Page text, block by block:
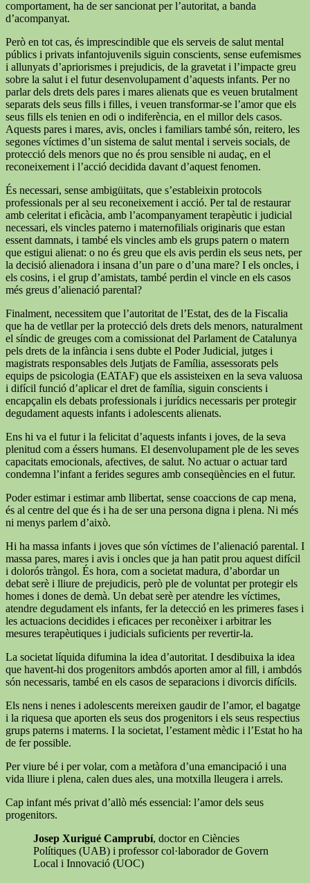
comportament, ha de ser sancionat per l’autoritat, a banda
d’acompanyat.
Però en tot cas, és imprescindible que els serveis de salut mental
públics i privats infantojuvenils siguin conscients, sense eufemismes
i allunyats d’apriorismes i prejudicis, de la gravetat i l’impacte greu
sobre la salut i el futur desenvolupament d’aquests infants. Per no
parlar dels drets dels pares i mares alienats que es veuen brutalment
separats dels seus fills i filles, i veuen transformar-se l’amor que els
seus fills els tenien en odi o indiferència, en el millor dels casos.
Aquests pares i mares, avis, oncles i familiars també són, reitero, les
segones víctimes d’un sistema de salut mental i serveis socials, de
protecció dels menors que no és prou sensible ni audaç, en el
reconeixement i l’acció decidida davant d’aquest fenomen.
És necessari, sense ambigüitats, que s’estableixin protocols
professionals per al seu reconeixement i acció. Per tal de restaurar
amb celeritat i eficàcia, amb l’acompanyament terapèutic i judicial
necessari, els vincles paterno i maternofilials originaris que estan
essent damnats, i també els vincles amb els grups patern o matern
que estigui alienat: o no és greu que els avis perdin els seus nets, per
la decisió alienadora i insana d’un pare o d’una mare? I els oncles, i
els cosins, i el grup d’amistats, també perdin el vincle en els casos
més greus d’alienació parental?
Finalment, necessitem que l’autoritat de l’Estat, des de la Fiscalia
que ha de vetllar per la protecció dels drets dels menors, naturalment
el síndic de greuges com a comissionat del Parlament de Catalunya
pels drets de la infància i sens dubte el Poder Judicial, jutges i
magistrats responsables dels Jutjats de Família, assessorats pels
equips de psicologia (EATAF) que els assisteixen en la seva valuosa
i difícil funció d’aplicar el dret de família, siguin conscients i
encapçalin els debats professionals i jurídics necessaris per protegir
degudament aquests infants i adolescents alienats.
Ens hi va el futur i la felicitat d’aquests infants i joves, de la seva
plenitud com a éssers humans. El desenvolupament ple de les seves
capacitats emocionals, afectives, de salut. No actuar o actuar tard
condemna l’infant a ferides segures amb conseqüències en el futur.
Poder estimar i estimar amb llibertat, sense coaccions de cap mena,
és al centre del que és i ha de ser una persona digna i plena. Ni més
ni menys parlem d’això.
Hi ha massa infants i joves que són víctimes de l’alienació parental. I
massa pares, mares i avis i oncles que ja han patit prou aquest difícil
i dolorós tràngol. És hora, com a societat madura, d’abordar un
debat serè i lliure de prejudicis, però ple de voluntat per protegir els
homes i dones de demà. Un debat serè per atendre les víctimes,
atendre degudament els infants, fer la detecció en les primeres fases i
les actuacions decidides i eficaces per reconèixer i arbitrar les
mesures terapèutiques i judicials suficients per revertir-la.
La societat líquida difumina la idea d’autoritat. I desdibuixa la idea
que havent-hi dos progenitors ambdós aporten amor al fill, i ambdós
són necessaris, també en els casos de separacions i divorcis difícils.
Els nens i nenes i adolescents mereixen gaudir de l’amor, el bagatge
i la riquesa que aporten els seus dos progenitors i els seus respectius
grups paterns i materns. I la societat, l’estament mèdic i l’Estat ho ha
de fer possible.
Per viure bé i per volar, com a metàfora d’una emancipació i una
vida lliure i plena, calen dues ales, una motxilla lleugera i arrels.
Cap infant més privat d’allò més essencial: l’amor dels seus
progenitors.
Josep Xurigué Camprubí, doctor en Ciències
Polítiques (UAB) i professor col·laborador de Govern
Local i Innovació (UOC)